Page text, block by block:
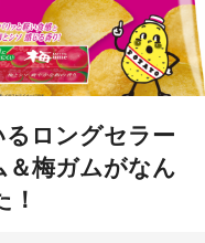
ロングセラー
梅ガムがなん